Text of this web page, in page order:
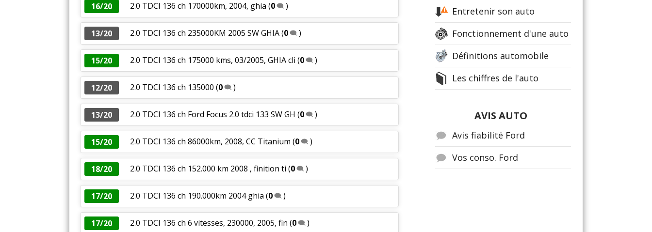
16/20 2.0 TDCI 136 ch 170000km, 2004, ghia (0 )
13/20 2.0 TDCI 136 ch 235000KM 2005 SW GHIA(0 )
15/20 2.0 TDCI 136 ch 175000 kms, 03/2005, GHIA cli (0 )
12/20 2.0 TDCI 136 ch 135000 (0 )
13/20 2.0 TDCI 136 ch Ford Focus 2.0 tdci 133 SW GH (0 )
15/20 2.0 TDCI 136 ch 86000km, 2008, CC Titanium (0 )
18/20 2.0 TDCI 136 ch 152.000 km 2008 , finition ti (0 )
17/20 2.0 TDCI 136 ch 190.000km 2004 ghia (0 )
17/20 2.0 TDCI 136 ch 6 vitesses, 230000, 2005, fin (0 )
Entretenir son auto
Fonctionnement d'une auto
Définitions automobile
Les chiffres de l'auto
AVIS AUTO
Avis fiabilité Ford
Vos conso. Ford